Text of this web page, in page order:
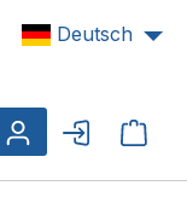
Deutsch